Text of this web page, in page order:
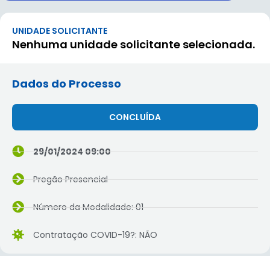
UNIDADE SOLICITANTE
Nenhuma unidade solicitante selecionada.
Dados do Processo
CONCLUÍDA
29/01/2024 09:00
Pregão Presencial
Número da Modalidade: 01
Contratação COVID-19?: NÃO